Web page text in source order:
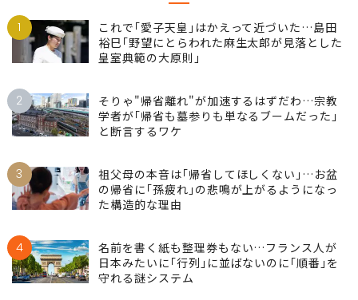
1
これで｢愛子天皇｣はかえって近づいた…島田
裕巳｢野望にとらわれた麻生太郎が見落とした
皇室典範の大原則｣
2
そりゃ"帰省離れ"が加速するはずだわ…宗教
学者が｢帰省も墓参りも単なるブームだった｣
と断言するワケ
3
祖父母の本音は｢帰省してほしくない｣…お盆
の帰省に｢孫疲れ｣の悲鳴が上がるようになっ
た構造的な理由
4
名前を書く紙も整理券もない…フランス人が
日本みたいに｢行列｣に並ばないのに｢順番｣を
守れる謎システム